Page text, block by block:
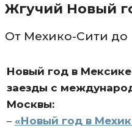
Жгучий Новый
От Мехико-Сити до
Новый год в
заезды с
Москвы:
– «Новый год в